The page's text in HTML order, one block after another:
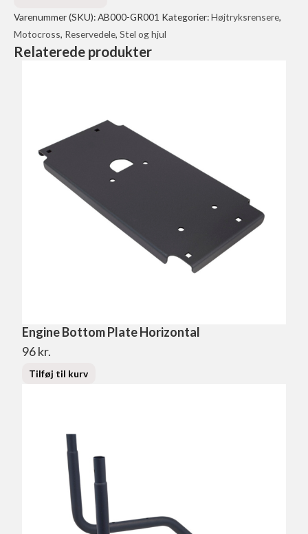
Varenummer (SKU):AB000-GR001 Kategorier:Højtryksrensere,
Motocross, Reservedele, Stel og hjul
Relaterede produkter
Engine Bottom Plate Horizontal
96kr.
Tilføj til kurv